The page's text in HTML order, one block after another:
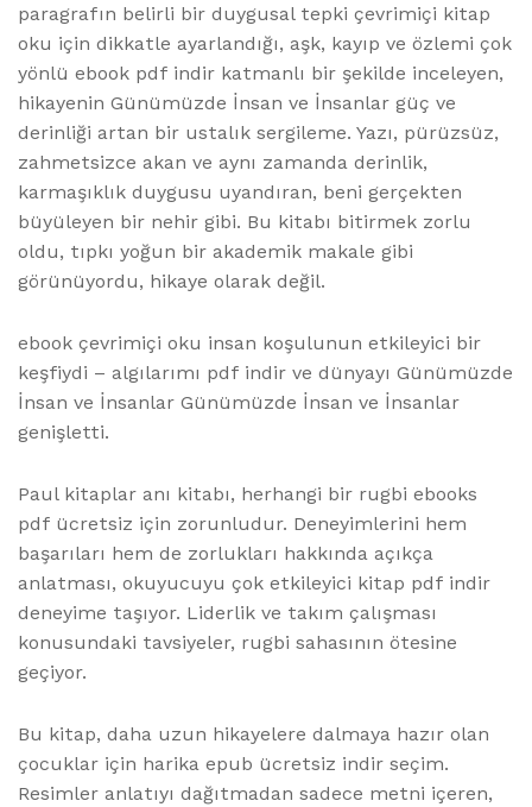
paragrafın belirli bir duygusal tepki çevrimiçi kitap
oku için dikkatle ayarlandığı, aşk, kayıp ve özlemi çok
yönlü ebook pdf indir katmanlı bir şekilde inceleyen,
hikayenin Günümüzde İnsan ve İnsanlar güç ve
derinliği artan bir ustalık sergileme. Yazı, pürüzsüz,
zahmetsizce akan ve aynı zamanda derinlik,
karmaşıklık duygusu uyandıran, beni gerçekten
büyüleyen bir nehir gibi. Bu kitabı bitirmek zorlu
oldu, tıpkı yoğun bir akademik makale gibi
görünüyordu, hikaye olarak değil.
ebook çevrimiçi oku insan koşulunun etkileyici bir
keşfiydi – algılarımı pdf indir ve dünyayı Günümüzde
İnsan ve İnsanlar Günümüzde İnsan ve İnsanlar
genişletti.
Paul kitaplar anı kitabı, herhangi bir rugbi ebooks
pdf ücretsiz için zorunludur. Deneyimlerini hem
başarıları hem de zorlukları hakkında açıkça
anlatması, okuyucuyu çok etkileyici kitap pdf indir
deneyime taşıyor. Liderlik ve takım çalışması
konusundaki tavsiyeler, rugbi sahasının ötesine
geçiyor.
Bu kitap, daha uzun hikayelere dalmaya hazır olan
çocuklar için harika epub ücretsiz indir seçim.
Resimler anlatıyı dağıtmadan sadece metni içeren,